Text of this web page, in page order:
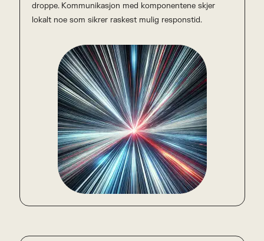
droppe. Kommunikasjon med komponentene skjer
lokalt noe som sikrer raskest mulig responstid.